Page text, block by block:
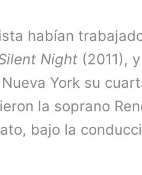
habían
Night (2011),
York su
la soprano
bajo la